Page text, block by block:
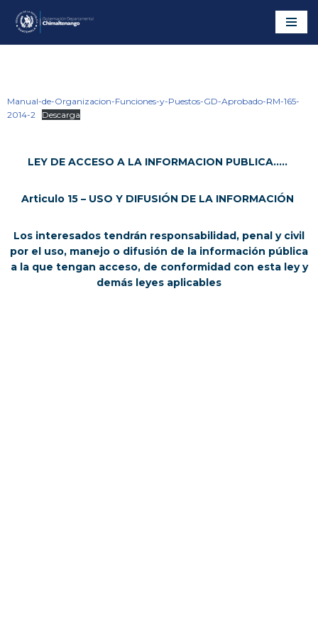
Saltar
Manual-de-Organizacion-Funciones-y-Puestos-GD-Aprobado-RM-165-
2014-2
Descarga
LEY DE ACCESO A LA INFORMACION PUBLICA…..
Articulo 15 – USO Y DIFUSIÓN DE LA INFORMACIÓN
Los interesados tendrán responsabilidad, penal y civil
por el uso, manejo o difusión de la información pública
a la que tengan acceso, de conformidad con esta ley y
demás leyes aplicables